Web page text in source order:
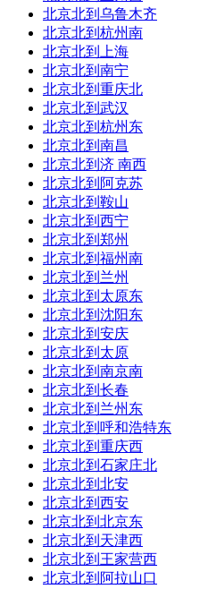
北京北到乌鲁木齐
北京北到杭州南
北京北到上海
北京北到南宁
北京北到重庆北
北京北到武汉
北京北到杭州东
北京北到南昌
北京北到济 南西
北京北到阿克苏
北京北到鞍山
北京北到西宁
北京北到郑州
北京北到福州南
北京北到兰州
北京北到太原东
北京北到沈阳东
北京北到安庆
北京北到太原
北京北到南京南
北京北到长春
北京北到兰州东
北京北到呼和浩特东
北京北到重庆西
北京北到石家庄北
北京北到北安
北京北到西安
北京北到北京东
北京北到天津西
北京北到王家营西
北京北到阿拉山口